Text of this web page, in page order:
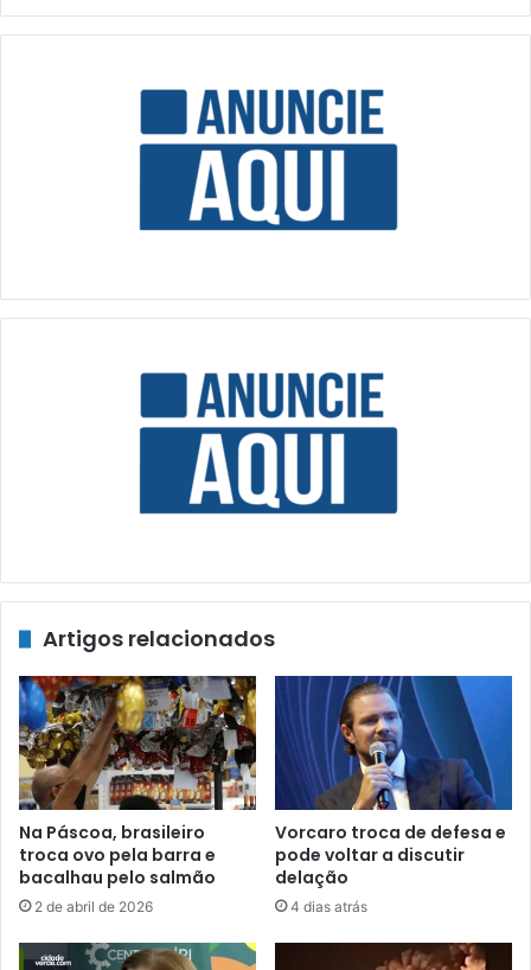
Artigos relacionados
Na Páscoa, brasileiro
troca ovo pela barra e
bacalhau pelo salmão
2 de abril de 2026
Vorcaro troca de defesa e
pode voltar a discutir
delação
4 dias atrás